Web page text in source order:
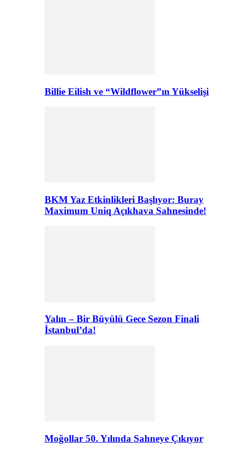
Billie Eilish ve “Wildflower”ın Yükselişi
BKM Yaz Etkinlikleri Başlıyor: Buray
Maximum Uniq Açıkhava Sahnesinde!
Yalın – Bir Büyülü Gece Sezon Finali
İstanbul’da!
Moğollar 50. Yılında Sahneye Çıkıyor